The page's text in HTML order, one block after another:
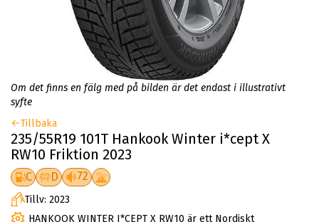
Om det finns en fälg med på bilden är det endast i illustrativt
syfte
Tillbaka
235/55R19 101T Hankook Winter i*cept X
RW10 Friktion 2023
C D 72
Tillv: 2023
HANKOOK WINTER I*CEPT X RW10 är ett Nordiskt